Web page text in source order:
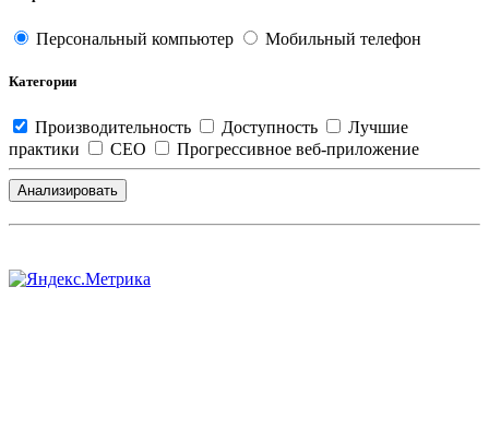
Персональный компьютер Мобильный телефон
Категории
Производительность Доступность
Лучшие
практики
СЕО Прогрессивное веб-приложение
Анализировать